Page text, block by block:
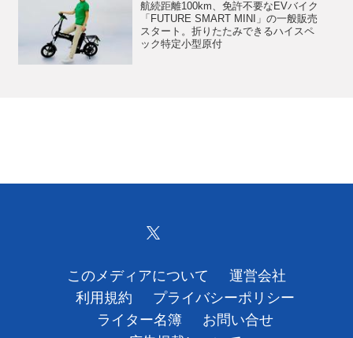
航続距離100km、免許不要なEVバイク
「FUTURE SMART MINI」の一般販売
スタート。折りたたみできるハイスペ
ック特定小型原付
このメディアについて
運営会社
利用規約
プライバシーポリシー
ライター名簿
お問い合せ